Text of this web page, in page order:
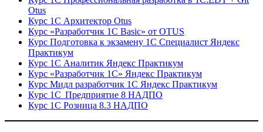
Otus
Курс 1С Архитектор Otus
Курс «Разработчик 1С Basic» от OTUS
Курс Подготовка к экзамену 1С Специалист Яндекс
Практикум
Курс 1С Аналитик Яндекс Практикум
Курс «Разработчик 1С» Яндекс Практикум
Курс Мидл разработчик 1С Яндекс Практикум
Курс 1С Предприятие 8 НАДПО
Курс 1С Розница 8.3 НАДПО